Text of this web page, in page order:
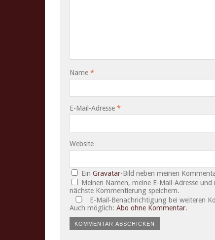
Name *
E-Mail-Adresse *
Website
EinGravatar-Bild neben meinen
Meinen Namen, meine E-Mail-Adresse
nächste Kommentierung speichern.
E-Mail-Benachrichtigung bei weiteren
Auch möglich: Abo ohne Kommentar.